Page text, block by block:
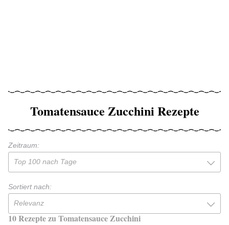
Tomatensauce Zucchini Rezepte
Zeitraum:
Top 100 nach Tage
Sortiert nach:
Relevanz
10 Rezepte zu Tomatensauce Zucchini